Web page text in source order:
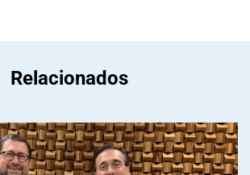
Relacionados